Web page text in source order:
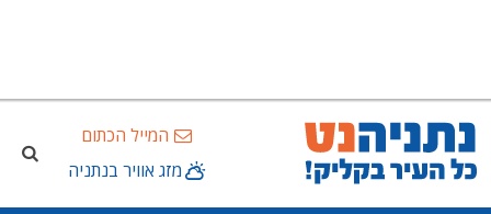
המייל הכתום
מזג אוויר בנתניה